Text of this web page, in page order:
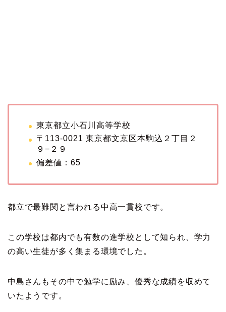
東京都立小石川高等学校
〒113-0021 東京都文京区本駒込２丁目２
９−２９
偏差値：65
都立で最難関と言われる中高一貫校です。
この学校は都内でも有数の進学校として知られ、学力
の高い生徒が多く集まる環境でした。
中島さんもその中で勉学に励み、優秀な成績を収めて
いたようです。